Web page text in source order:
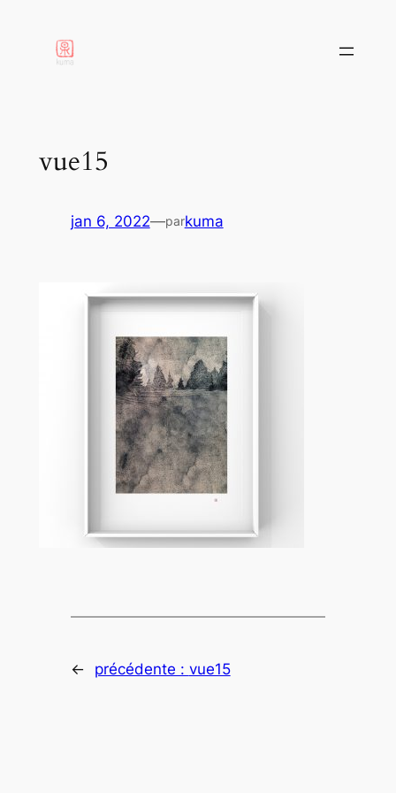
contenu
vue15
jan 6, 2022—parkuma
← précédente : vue15